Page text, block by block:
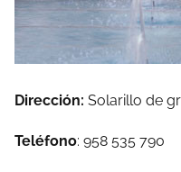
Dirección: Solarillo de
Teléfono: 958 535 790